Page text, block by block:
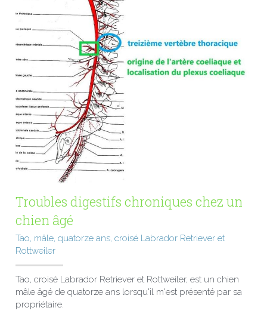
Troubles digestifs chroniques chez un
chien âgé
Tao, mâle, quatorze ans, croisé Labrador Retriever et
Rottweiler
Tao, croisé Labrador Retriever et Rottweiler, est un chien
mâle âgé de quatorze ans lorsqu'il m'est présenté par sa
propriétaire.